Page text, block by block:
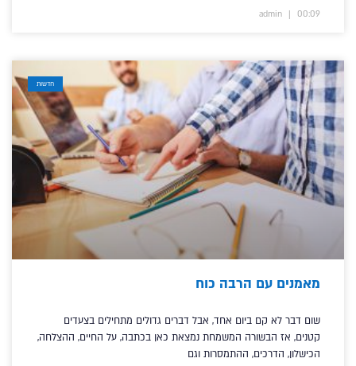
admin 00:09
חדשות
מאמנים עם הרבה כוח
שום דבר לא קם ביום אחד, אבל דברים גדולים מתחילים בצעדים
קטנים, אז הבשורה המשמחת נמצאת כאן בכתבה, על החיים, ההצלחה,
הכישלון, הדרכים, ההתמסרות וגם